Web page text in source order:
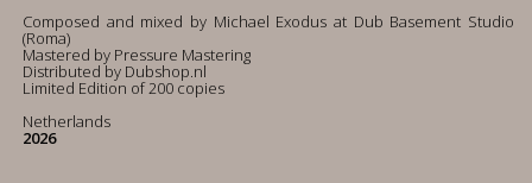
Composed and mixed by Michael Exodus at Dub Basement Studio
(Roma)
Mastered by Pressure Mastering
Distributed by Dubshop.nl
Limited Edition of 200 copies
Netherlands
2026